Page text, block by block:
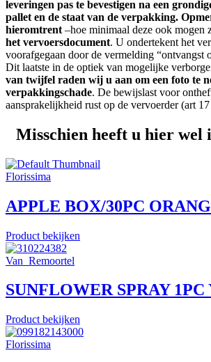
leveringen pas te bevestigen na een
pallet en de staat van de verpakking.
hieromtrent –hoe minimaal deze ook mogen
het vervoersdocument. U ondertekent het
voorafgegaan door de vermelding “ontvangst
Dit laatste in de optiek van mogelijke
van twijfel raden wij u aan om een foto te
verpakkingschade. De bewijslast voor
aansprakelijkheid rust op de vervoerder (art
Misschien heeft u hier wel
Florissima
APPLE BOX/30PC
Product bekijken
Van_Remoortel
SUNFLOWER SPRAY
Product bekijken
Florissima